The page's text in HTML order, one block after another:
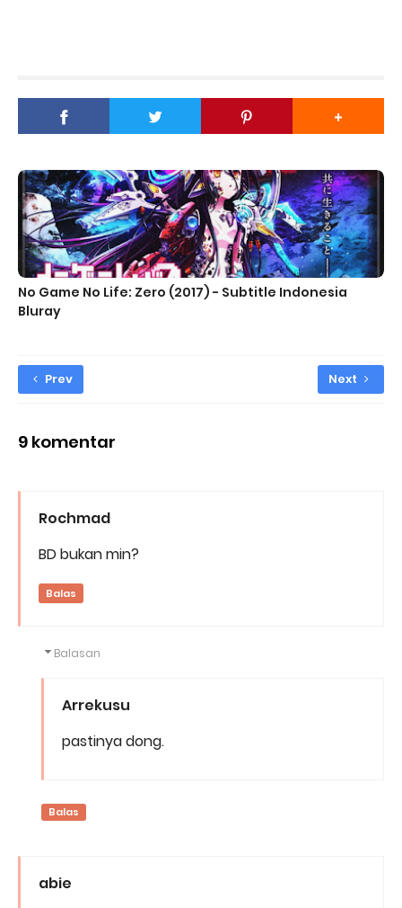
No Game No Life: Zero (2017) - Subtitle Indonesia
Bluray
Prev Next
9 komentar
Rochmad
BD bukan min?
Balas
Balasan
Arrekusu
pastinya dong.
Balas
abie